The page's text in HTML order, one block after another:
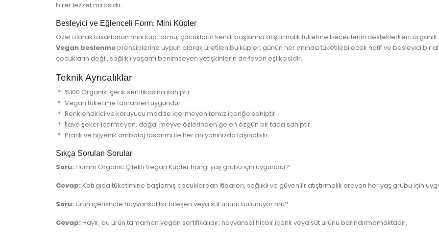
birer lezzet mirasıdır.
Besleyici ve Eğlenceli Form: Mini Küpler
Özel olarak tasarlanan mini küp formu, çocukların kendi başlarına atıştırmalık tüketme becerilerini desteklerken,
Vegan beslenmeprensiplerine uygun olarak üretilen bu küpler, günün her anında tüketilebilecek hafif ve besleyici bir
çocukların değil, sağlıklı yaşamı benimseyen yetişkinlerin de favori eşlikçisidir.
Teknik Ayrıcalıklar
%100 Organik içerik sertifikasına sahiptir.
Vegan tüketime tamamen uygundur.
Renklendirici ve koruyucu madde içermeyen temiz içeriğe sahiptir.
İlave şeker içermeyen, doğal meyve özlerinden gelen özgün bir tada sahiptir.
Pratik ve hijyenik ambalaj tasarımı ile her an yanınızda taşınabilir.
Sıkça Sorulan Sorular
Soru: Humm Organic Çilekli Vegan Küpler hangi yaş grubu için uygundur?
Cevap: Katı gıda tüketimine başlamış çocuklardan itibaren, sağlıklı ve güvenilir atıştırmalık arayan her yaş grubu için
Soru: Ürün içerisinde hayvansal bir bileşen veya süt ürünü bulunuyor mu?
Cevap: Hayır, bu ürün tamamen vegan sertifikalıdır; hayvansal hiçbir içerik veya süt ürünü barındırmamaktadır.